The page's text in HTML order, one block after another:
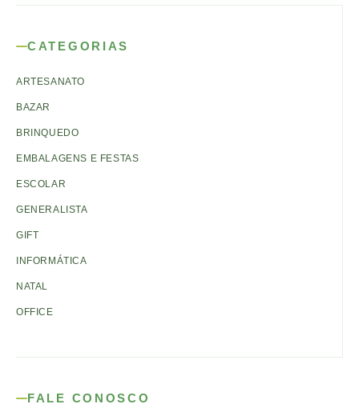
CATEGORIAS
ARTESANATO
BAZAR
BRINQUEDO
EMBALAGENS E FESTAS
ESCOLAR
GENERALISTA
GIFT
INFORMÁTICA
NATAL
OFFICE
FALE CONOSCO